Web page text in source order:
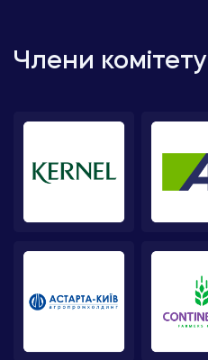
Члени комітету